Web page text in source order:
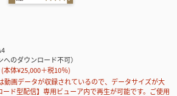
へのダウンロード不可）
(本体¥25,000＋税10％)
動画データが収録されているので、データサイズが大
ード型配信】専用ビューア内で再生が可能です。ご使用